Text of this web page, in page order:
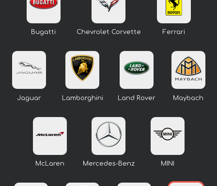
Bugatti Chevrolet Corvette Ferrari
Jaguar Lamborghini Land Rover Maybach
McLaren Mercedes-Benz MINI